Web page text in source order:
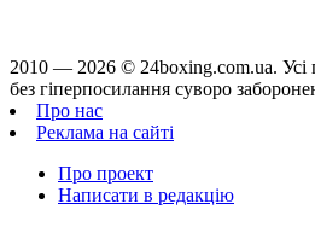
2010 — 2026 © 24boxing.com.ua. Усi
без гіперпосилання суворо
Про нас
Реклама на сайті
Про проект
Написати в редакцію